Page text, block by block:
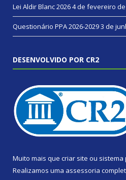
Lei Aldir Blanc 20264 de fevereiro de
Questionário PPA 2026-20293 de
DESENVOLVIDO POR CR2
Muito mais que criar site ou sistema
Realizamos uma assessoria